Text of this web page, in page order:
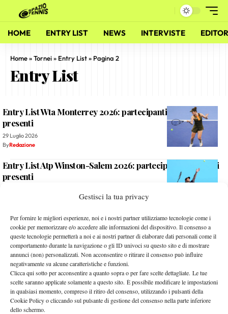
Gestisci la tua privacy
Per fornire le migliori esperienze, noi e i nostri partner utilizziamo tecnologie come i
cookie per memorizzare e/o accedere alle informazioni del dispositivo. Il consenso a
queste tecnologie permetterà a noi e ai nostri partner di elaborare dati personali come il
comportamento durante la navigazione o gli ID univoci su questo sito e di mostrare
annunci (non) personalizzati. Non acconsentire o ritirare il consenso può influire
negativamente su alcune caratteristiche e funzioni.
Clicca qui sotto per acconsentire a quanto sopra o per fare scelte dettagliate. Le tue
scelte saranno applicate solamente a questo sito. È possibile modificare le impostazioni
in qualsiasi momento, compreso il ritiro del consenso, utilizzando i pulsanti della
Cookie Policy o cliccando sul pulsante di gestione del consenso nella parte inferiore
dello schermo.
HOME ENTRY LIST NEWS INTERVISTE
Home»Tornei» Entry List» Pagina 2
Entry List
Entry List Wta Monterrey 2026: partecipanti ed italiane
presenti
29 Luglio 2026
ByRedazione
Entry List Atp Winston-Salem 2026: partecipanti ed italiani
presenti
Entry List femminile Us Open 2026: partecipanti ed italiane
presenti
3 Agosto 2026
Redazione
Entry List maschile Us Open 2026: partecipanti ed italiani
presenti
3 Agosto 2026